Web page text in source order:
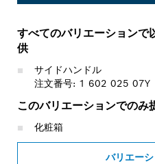
すべてのバリエーションで
供
サイドハンドル
注文番号: 1 602 025 07Y
このバリエーションでのみ
化粧箱
バリエー